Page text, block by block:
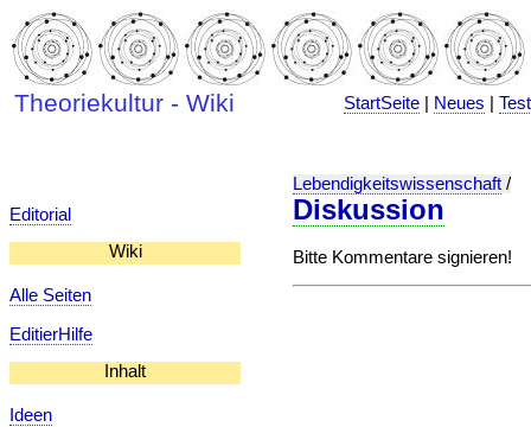
Theoriekultur - Wiki StartSeite Neues |
Editorial
Wiki
Alle Seiten
EditierHilfe
Inhalt
Ideen
Lebendigkeitswissenschaft /
Diskussion
Bitte Kommentare signieren!